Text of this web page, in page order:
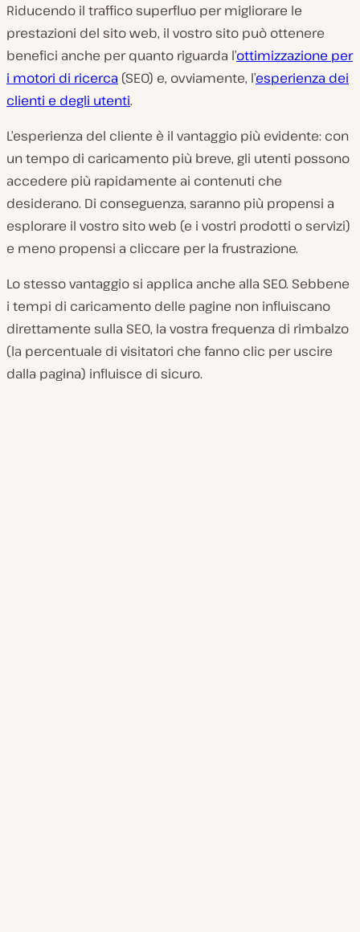
Riducendo il traffico superfluo per migliorare le
prestazioni del sito web, il vostro sito può ottenere
benefici anche per quanto riguarda l’ottimizzazione per
i motori di ricerca (SEO) e, ovviamente, l’esperienza dei
clienti e degli utenti.
L’esperienza del cliente è il vantaggio più evidente: con
un tempo di caricamento più breve, gli utenti possono
accedere più rapidamente ai contenuti che
desiderano. Di conseguenza, saranno più propensi a
esplorare il vostro sito web (e i vostri prodotti o servizi)
e meno propensi a cliccare per la frustrazione.
Lo stesso vantaggio si applica anche alla SEO. Sebbene
i tempi di caricamento delle pagine non influiscano
direttamente sulla SEO, la vostra frequenza di rimbalzo
(la percentuale di visitatori che fanno clic per uscire
dalla pagina) influisce di sicuro.